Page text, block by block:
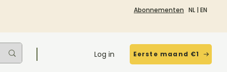
Abonnementen NL | EN
Log in Eerste maand €1